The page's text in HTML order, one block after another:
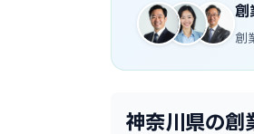
創
創
神奈川県の